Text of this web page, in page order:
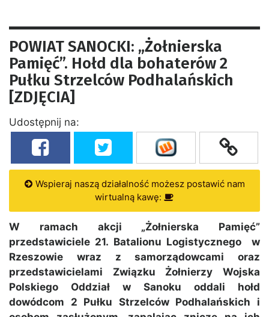
POWIAT SANOCKI: „Żołnierska
Pamięć”. Hołd dla bohaterów 2
Pułku Strzelców Podhalańskich
[ZDJĘCIA]
Udostępnij na:
Wspieraj naszą działalność możesz postawić nam
wirtualną kawę:
W ramach akcji „Żołnierska Pamięć”
przedstawiciele 21. Batalionu Logistycznego w
Rzeszowie wraz z samorządowcami oraz
przedstawicielami Związku Żołnierzy Wojska
Polskiego Oddział w Sanoku oddali hołd
dowódcom 2 Pułku Strzelców Podhalańskich i